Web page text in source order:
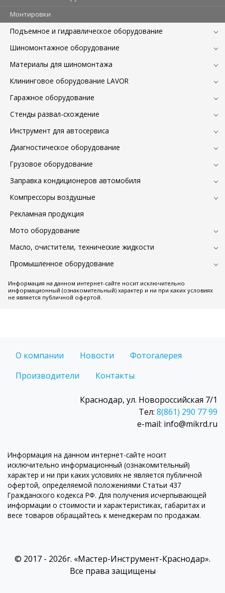
Монтировки
Подъемное и гидравлическое оборудование
Шиномонтажное оборудование
Материалы для шиномонтажа
Клининговое оборудование LAVOR
Гаражное оборудование
Стенды развал-схождение
Инструмент для автосервиса
Диагностическое оборудование
Грузовое оборудование
Заправка кондиционеров автомобиля
Компрессоры воздушные
Рекламная продукция
Мото оборудование
Масло, очистители, технические жидкости
Промышленное оборудование
Информация на данном интернет-сайте носит исключительно
информационный (ознакомительный) характер и ни при каких условиях
не является публичной офертой.
О компании Новости
Фотогалерея
Производители
Контакты
Краснодар, ул. Новороссийская 7/1
Тел: 8(861) 290 77 99
e-mail: info@mikrd.ru
Информация на данном интернет-сайте носит
исключительно информационный (ознакомительный)
характер и ни при каких условиях не является публичной
офертой, определяемой положениями Статьи 437
Гражданского кодекса РФ. Для получения исчерпывающей
информации о стоимости и характеристиках, габаритах и
весе товаров обращайтесь к менеджерам по продажам.
© 2017 - 2026г. «Мастер-Инструмент-Краснодар».
Все права защищены